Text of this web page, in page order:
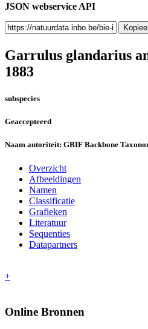
JSON webservice API
Garrulus glandarius
1883
subspecies
Geaccepteerd
Naam autoriteit: GBIF Backbone
Overzicht
Afbeeldingen
Namen
Classificatie
Grafieken
Literatuur
Sequenties
Datapartners
+
Online Bronnen